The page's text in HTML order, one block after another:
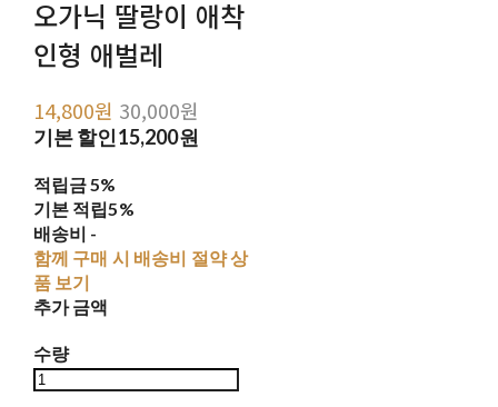
오가닉 딸랑이 애착
인형 애벌레
14,800원 30,000원
기본 할인15,200원
적립금5%
기본 적립5%
배송비 -
함께 구매 시 배송비 절약 상
품 보기
추가 금액
수량